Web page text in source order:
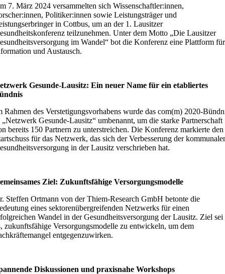
7. März 2024 versammelten sich Wissenschaftler:innen,
Politiker:innen sowie Leistungsträger und
in Cottbus, um an der 1. Lausitzer
teilzunehmen. Unter dem Motto „Die Lausitzer
im Wandel“ bot die Konferenz eine Plattform für
und Austausch.
Gesunde-Lausitz: Ein neuer Name für ein etabliertes
Rahmen des Verstetigungsvorhabens wurde das com(m) 2020-
„Netzwerk Gesunde-Lausitz“ umbenannt, um die starke Partnerschaft
bereits 150 Partnern zu unterstreichen. Die Konferenz markierte den
für das Netzwerk, das sich der Verbesserung der
in der Lausitz verschrieben hat.
Ziel: Zukunftsfähige Versorgungsmodelle
Steffen Ortmann von der Thiem-Research GmbH betonte die
eines sektorenübergreifenden Netzwerks für einen
Wandel in der Gesundheitsversorgung der Lausitz. Ziel sei
zukunftsfähige Versorgungsmodelle zu entwickeln, um dem
entgegenzuwirken.
Diskussionen und praxisnahe Workshops